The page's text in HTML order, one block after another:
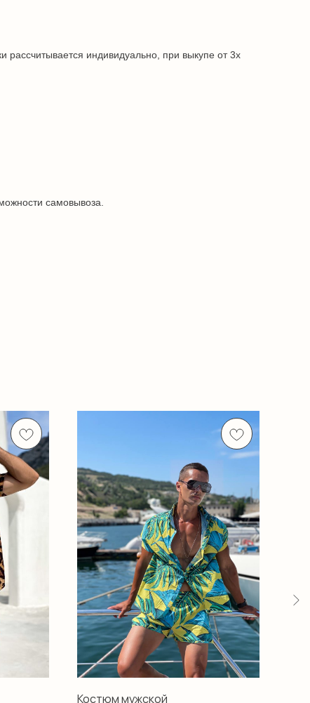
индивидуально, при выкупе от 3х
самовывоза.
Костюм мужской